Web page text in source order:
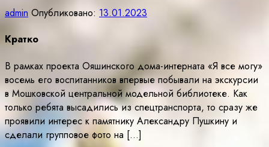
admin Опубликовано: 13.01.2023
Кратко
В рамках проекта Ояшинского дома-интерната «Я все могу»
восемь его воспитанников впервые побывали на экскурсии
в Мошковской центральной модельной библиотеке. Как
только ребята высадились из спецтранспорта, то сразу же
проявили интерес к памятнику Александру Пушкину и
сделали групповое фото на […]